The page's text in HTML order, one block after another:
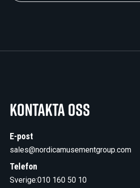
Kontakta oss
E-post
sales@nordicamusementgroup.com
Telefon
Sverige:010 160 50 10